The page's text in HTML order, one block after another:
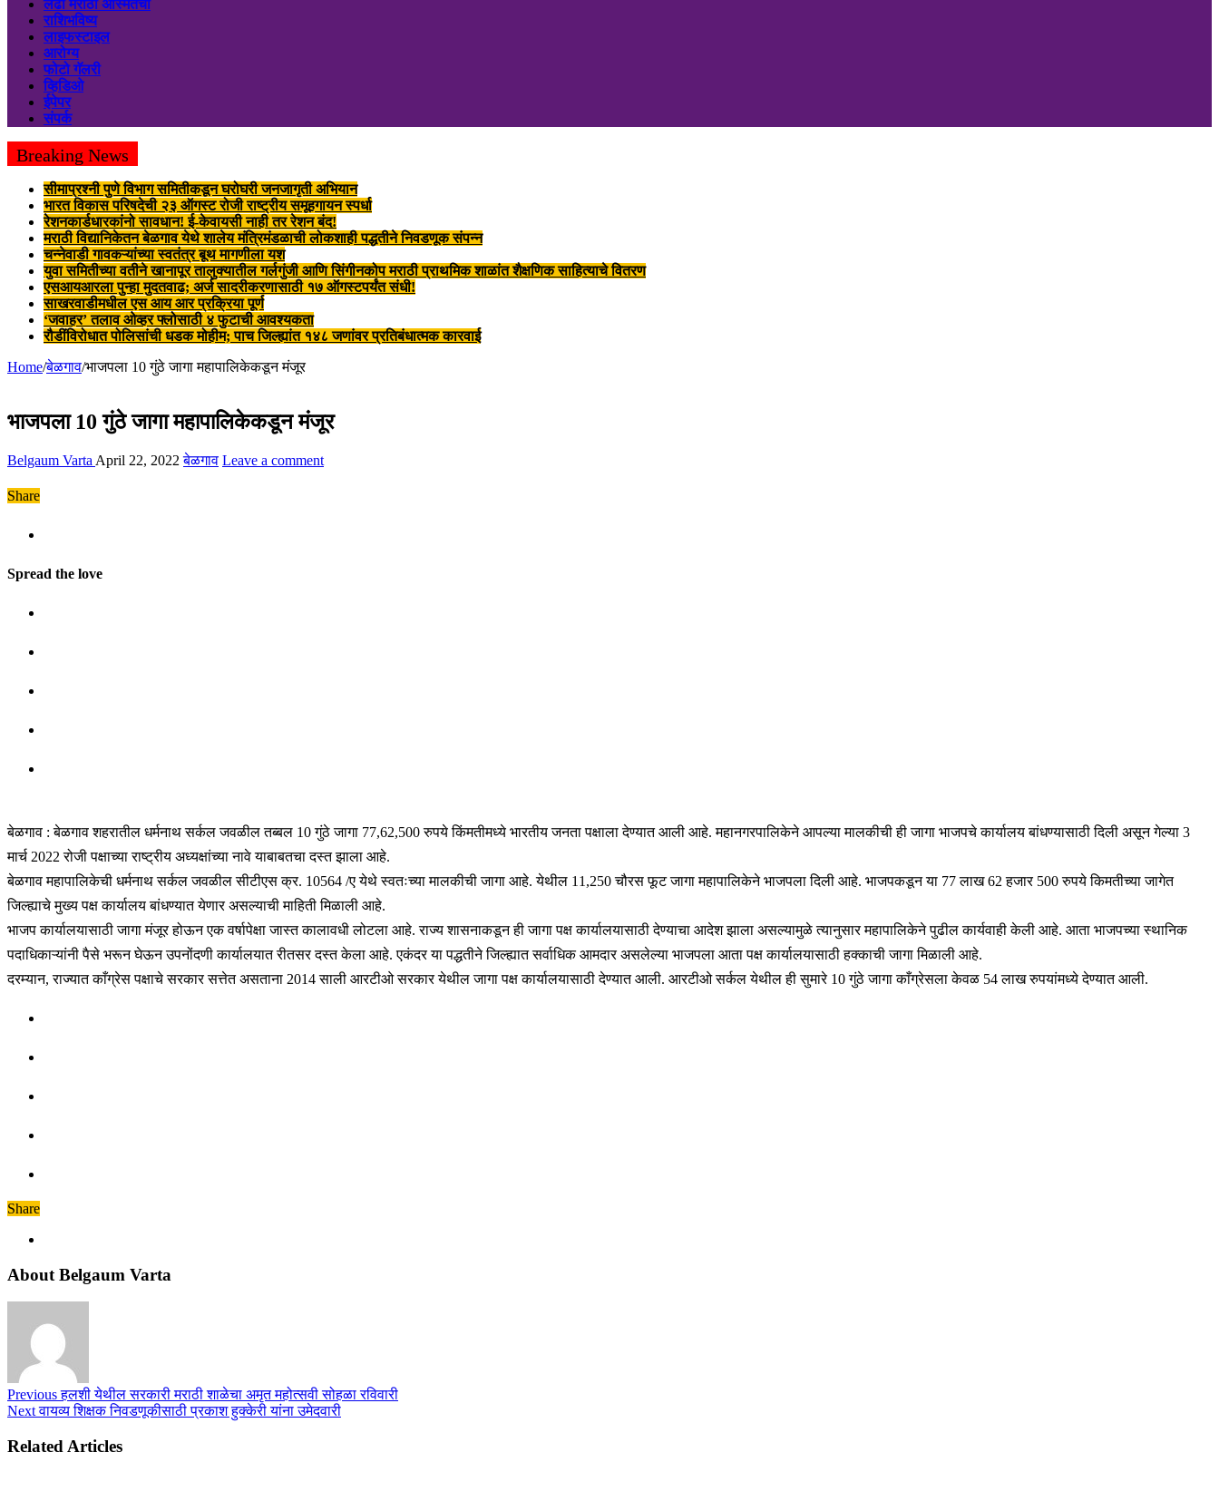
लढा मराठी अस्मितेचा
राशिभविष्य
लाइफस्टाइल
आरोग्य
फोटो गॅलरी
व्हिडिओ
ईपेपर
संपर्क
Breaking News
सीमाप्रश्नी पुणे विभाग समितीकडून घरोघरी जनजागृती अभियान
भारत विकास परिषदेची २३ ऑगस्ट रोजी राष्ट्रीय समूहगायन स्पर्धा
रेशनकार्डधारकांनो सावधान! ई-केवायसी नाही तर रेशन बंद!
मराठी विद्यानिकेतन बेळगाव येथे शालेय मंत्रिमंडळाची लोकशाही पद्धतीने निवडणूक संपन्न
चन्नेवाडी गावकऱ्यांच्या स्वतंत्र बूथ मागणीला यश
युवा समितीच्या वतीने खानापूर तालुक्यातील गर्लगुंजी आणि सिंगीनकोप मराठी प्राथमिक शाळांत शैक्षणिक साहित्याचे वितरण
एसआयआरला पुन्हा मुदतवाढ; अर्ज सादरीकरणासाठी १७ ऑगस्टपर्यंत संधी!
साखरवाडीमधील एस आय आर प्रक्रिया पूर्ण
‘जवाहर’ तलाव ओव्हर फ्लोसाठी ४ फुटाची आवश्यकता
रौडींविरोधात पोलिसांची धडक मोहीम; पाच जिल्ह्यांत १४८ जणांवर प्रतिबंधात्मक कारवाई
Home/बेळगाव/भाजपला 10 गुंठे जागा महापालिकेकडून मंजूर
भाजपला 10 गुंठे जागा महापालिकेकडून मंजूर
Belgaum Varta April 22, 2022 बेळगाव Leave a comment
Share
Spread the love
बेळगाव : बेळगाव शहरातील धर्मनाथ सर्कल जवळील तब्बल 10 गुंठे जागा 77,62,500 रुपये किंमतीमध्ये भारतीय जनता पक्षाला देण्यात आली आहे. महानगरपालिकेने आपल्या मालकीची ही जागा भाजपचे कार्यालय बांधण्यासाठी दिली असून गेल्या 3
मार्च 2022 रोजी पक्षाच्या राष्ट्रीय अध्यक्षांच्या नावे याबाबतचा दस्त झाला आहे.
बेळगाव महापालिकेची धर्मनाथ सर्कल जवळील सीटीएस क्र. 10564 /ए येथे स्वतःच्या मालकीची जागा आहे. येथील 11,250 चौरस फूट जागा महापालिकेने भाजपला दिली आहे. भाजपकडून या 77 लाख 62 हजार 500 रुपये किमतीच्या जागेत
जिल्ह्याचे मुख्य पक्ष कार्यालय बांधण्यात येणार असल्याची माहिती मिळाली आहे.
भाजप कार्यालयासाठी जागा मंजूर होऊन एक वर्षापेक्षा जास्त कालावधी लोटला आहे. राज्य शासनाकडून ही जागा पक्ष कार्यालयासाठी देण्याचा आदेश झाला असल्यामुळे त्यानुसार महापालिकेने पुढील कार्यवाही केली आहे. आता भाजपच्या स्थानिक
पदाधिकाऱ्यांनी पैसे भरून घेऊन उपनोंदणी कार्यालयात रीतसर दस्त केला आहे. एकंदर या पद्धतीने जिल्ह्यात सर्वाधिक आमदार असलेल्या भाजपला आता पक्ष कार्यालयासाठी हक्काची जागा मिळाली आहे.
दरम्यान, राज्यात काँग्रेस पक्षाचे सरकार सत्तेत असताना 2014 साली आरटीओ सरकार येथील जागा पक्ष कार्यालयासाठी देण्यात आली. आरटीओ सर्कल येथील ही सुमारे 10 गुंठे जागा काँग्रेसला केवळ 54 लाख रुपयांमध्ये देण्यात आली.
Share
About Belgaum Varta
Previousहलशी येथील सरकारी मराठी शाळेचा अमृत महोत्सवी सोहळा रविवारी
Nextवायव्य शिक्षक निवडणूकीसाठी प्रकाश हुक्केरी यांना उमेदवारी
Related Articles